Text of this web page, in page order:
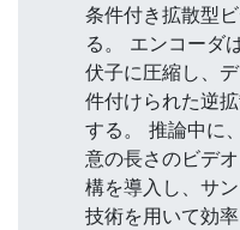
条件付き拡散型
る。 エンコーダ
伏子に圧縮し、
件付けられた逆
する。 推論中に
意の長さのビデ
構を導入し、サ
技術を用いて効